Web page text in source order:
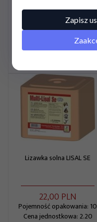
CARR&DAY&MARTIN
88,00PLN
Pojemność opakowania:
Cena jednostkowa: 176.00
Lizawka solna LISAL SE
22,00 PLN
Pojemność opakowania: 10
Cena jednostkowa: 2.20
Zapisz